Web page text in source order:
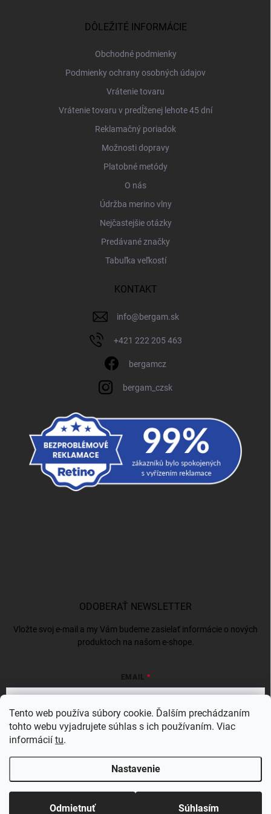
Tento web používa súbory cookie. Ďalším prechádzaním
tohto webu vyjadrujete súhlas s ich používaním. Viac
informácií tu.
Nastavenie
Odmietnuť Súhlasím
DÔLEŽITÉ INFORMÁCIE
Obchodné podmienky
Podmienky ochrany osobných údajov
Vrátenie tovaru
Vrátenie tovaru v predĺženej lehote 45 dní
Reklamačný poriadok
Možnosti dopravy
Platobné metódy
O nás
Údržba merino vlny
Nejčastejšie otázky
Predávané značky
Tabuľka veľkostí
KONTAKT
info@bergam.sk
+421 222 205 463
bergamcz
bergam_czsk
ODOBERAŤ NEWSLETTER
Vložte svoj e-mail a my Vám budeme zasielať informácie o nových
produktoch na našom e-shope.
EMAIL
Vložením e-mailu súhlasíte s
Prihlásiť sa
Copyright 2026 . Všetky práva vyhradené.